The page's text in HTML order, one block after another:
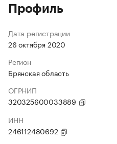
Профиль
Дата регистрации
26 октября 2020
Регион
Брянская область
ОГРНИП
320325600033889
ИНН
246112480692